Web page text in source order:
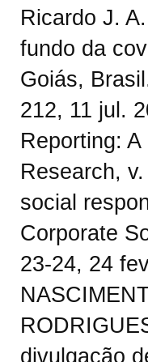
Ricardo J.
fundo da
Goiás,
212, 11 jul.
Reporting:
Research,
social
Corporate
23-24, 24
divulgação